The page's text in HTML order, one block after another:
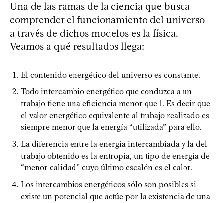
Una de las ramas de la ciencia que busca
comprender el funcionamiento del universo
a través de dichos modelos es la física.
Veamos a qué resultados llega:
El contenido energético del universo es constante.
Todo intercambio energético que conduzca a un
trabajo tiene una eficiencia menor que 1. Es decir que
el valor energético equivalente al trabajo realizado es
siempre menor que la energía “utilizada” para ello.
La diferencia entre la energía intercambiada y la del
trabajo obtenido es la entropía, un tipo de energía de
“menor calidad” cuyo último escalón es el calor.
Los intercambios energéticos sólo son posibles si
existe un potencial que actúe por la existencia de una